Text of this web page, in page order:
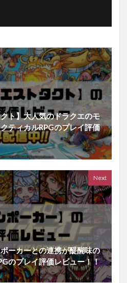
ト】大人気のドラクエのモ
ティカルRPGのプレイ評価
Next
ーカーとの連携が醍醐味の
のプレイ評価レビュー！！